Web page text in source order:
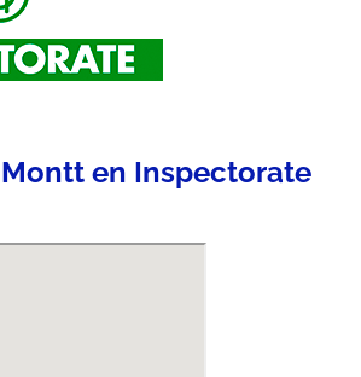
Montt en Inspectorate